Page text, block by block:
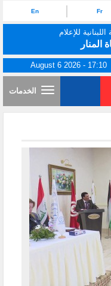
Fr
En
للإعلام
المنار
August 6 2026 - 17:10
الخدمات